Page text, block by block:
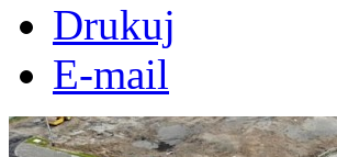
Drukuj
E-mail